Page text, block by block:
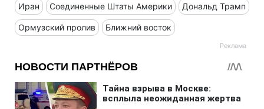
Иран Соединенные Штаты Америки Дональд Трамп
Ормузский пролив Ближний восток